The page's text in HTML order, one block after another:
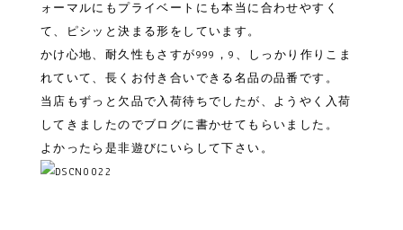
ォーマルにもプライベートにも本当に合わせやすく
て、ピシッと決まる形をしています。
かけ心地、耐久性もさすが999，9、しっかり作りこま
れていて、長くお付き合いできる名品の品番です。
当店もずっと欠品で入荷待ちでしたが、ようやく入荷
してきましたのでブログに書かせてもらいました。
よかったら是非遊びにいらして下さい。